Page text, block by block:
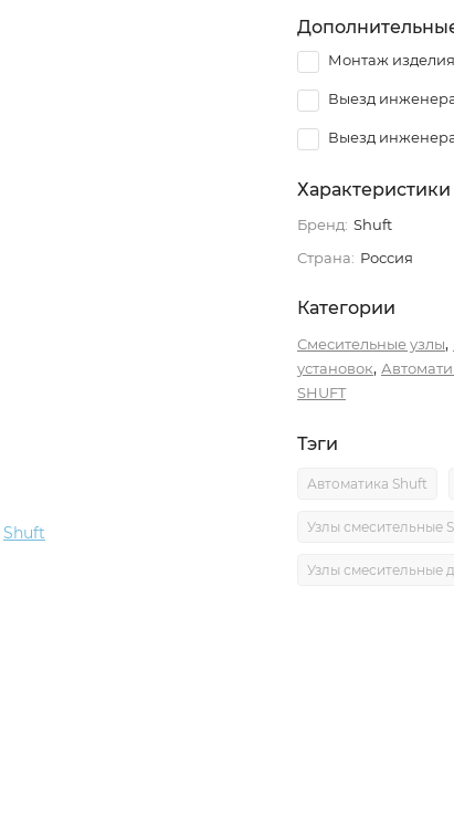
Shuft
Монтаж
Выезд
Выезд
Характеристики
Бренд: Shuft
Страна: Россия
Категории
Смесительные узлы,
установок,
SHUFT
Тэги
Автоматика Shuft
Узлы смесительные
Узлы смесительные